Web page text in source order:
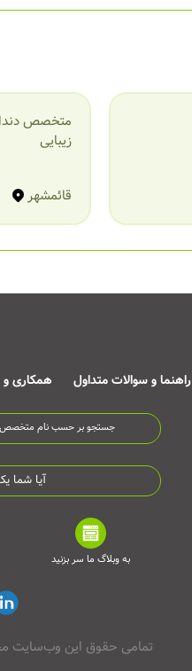
متخصص
زیبایی
قائمشهر
راهنما و سوالات متداول همکاری
جستجو بر حسب نام متخصص
آیا شما
به وبلاگ ما سر بزنید
تمامی حقوق این وب‌سایت